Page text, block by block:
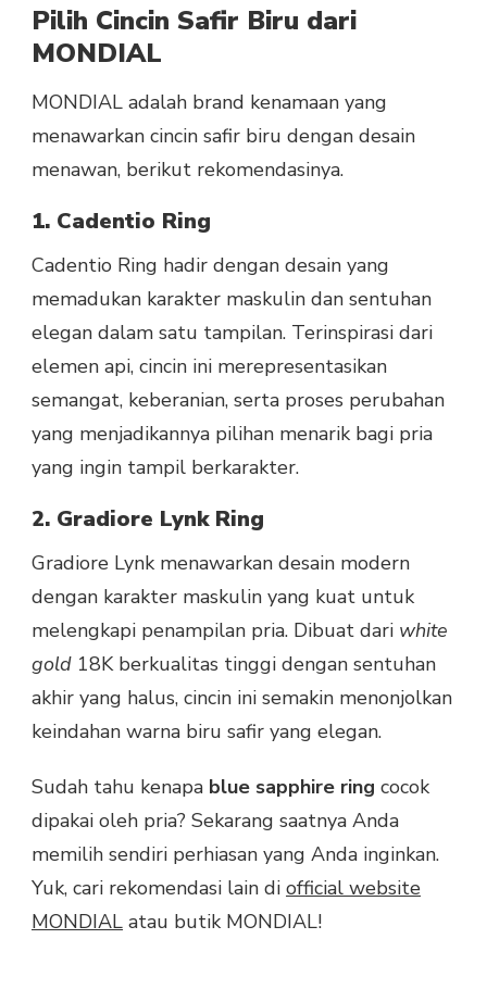
Pilih Cincin Safir Biru dari
MONDIAL
MONDIAL adalah brand kenamaan yang
menawarkan cincin safir biru dengan desain
menawan, berikut rekomendasinya.
1. Cadentio Ring
Cadentio Ring hadir dengan desain yang
memadukan karakter maskulin dan sentuhan
elegan dalam satu tampilan. Terinspirasi dari
elemen api, cincin ini merepresentasikan
semangat, keberanian, serta proses perubahan
yang menjadikannya pilihan menarik bagi pria
yang ingin tampil berkarakter.
2. Gradiore Lynk Ring
Gradiore Lynk menawarkan desain modern
dengan karakter maskulin yang kuat untuk
melengkapi penampilan pria. Dibuat dari white
gold 18K berkualitas tinggi dengan sentuhan
akhir yang halus, cincin ini semakin menonjolkan
keindahan warna biru safir yang elegan.
Sudah tahu kenapa blue sapphire ring cocok
dipakai oleh pria? Sekarang saatnya Anda
memilih sendiri perhiasan yang Anda inginkan.
Yuk, cari rekomendasi lain di official website
MONDIAL atau butik MONDIAL!